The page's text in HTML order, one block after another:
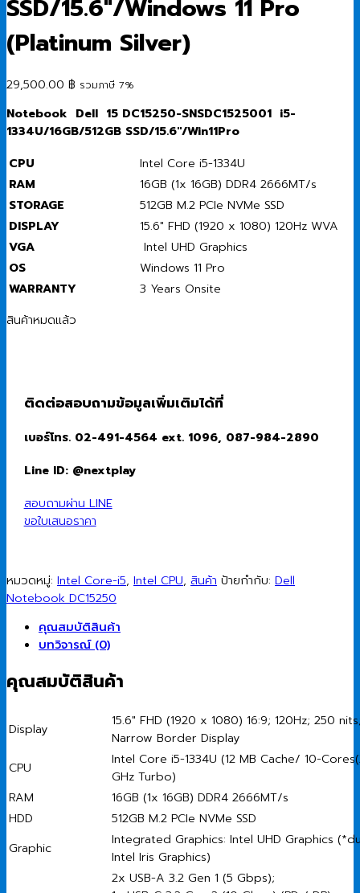
SSD/15.6″/Windows 11 Pro
(Platinum Silver)
29,500.00 ฿ รวมภาษี 7%
Notebook Dell 15 DC15250-SNSDC1525001 i5-
1334U/16GB/512GB SSD/15.6″/Win11Pro
CPU
Intel Core i5-1334U
RAM
16GB (1x 16GB) DDR4 2666MT/s
STORAGE
512GB M.2 PCIe NVMe SSD
DISPLAY
15.6″ FHD (1920 x 1080) 120Hz WVA
VGA
Intel UHD Graphics
OS
Windows 11 Pro
WARRANTY
3 Years Onsite
สินค้าหมดแล้ว
ติดต่อสอบถามข้อมูลเพิ่มเติมได้ที่
เบอร์โทร. 02-491-4564 ext. 1096, 087-984-2890
Line ID: @nextplay
สอบถามผ่าน LINE
ขอใบเสนอราคา
หมวดหมู่: Intel Core-i5, Intel CPU, สินค้า ป้ายกำกับ: Dell
Notebook DC15250
คุณสมบัติสินค้า
บทวิจารณ์ (0)
คุณสมบัติสินค้า
Display
15.6″ FHD (1920 x 1080) 16:9; 120Hz; 250
Narrow Border Display
CPU
Intel Core i5-1334U (12 MB Cache/ 10-
GHz Turbo)
RAM
16GB (1x 16GB) DDR4 2666MT/s
HDD
512GB M.2 PCIe NVMe SSD
Graphic
Integrated Graphics: Intel UHD Graphics
Intel Iris Graphics)
2x USB-A 3.2 Gen 1 (5 Gbps);